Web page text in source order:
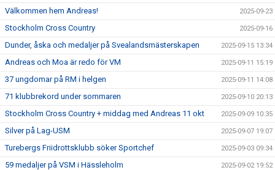
Välkommen hem Andreas! 2025-09-23
Stockholm Cross Country 2025-09-16
Dunder, åska och medaljer på Svealandsmästerskapen 2025-09-15 13:34
Andreas och Moa är redo för VM 2025-09-11 15:19
37 ungdomar på RM i helgen 2025-09-11 14:08
71 klubbrekord under sommaren 2025-09-10 20:13
Stockholm Cross Country + middag med Andreas 11 okt 2025-09-09 10:35
Silver på Lag-USM 2025-09-07 19:07
Turebergs Friidrottsklubb söker Sportchef 2025-09-03 09:34
59 medaljer på VSM i Hässleholm 2025-09-02 19:52